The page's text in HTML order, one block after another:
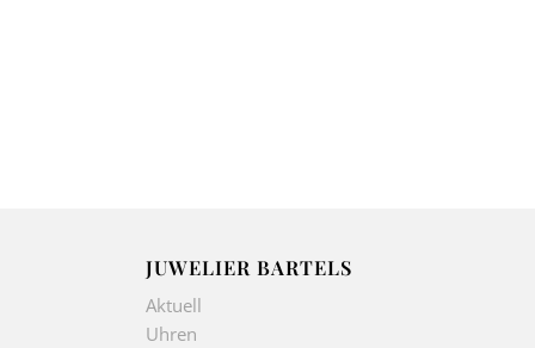
JUWELIER BARTELS
Aktuell
Uhren